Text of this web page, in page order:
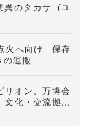
のタカサゴユ
火へ向け 保存
の運搬
リオン、万博会
化・交流拠点